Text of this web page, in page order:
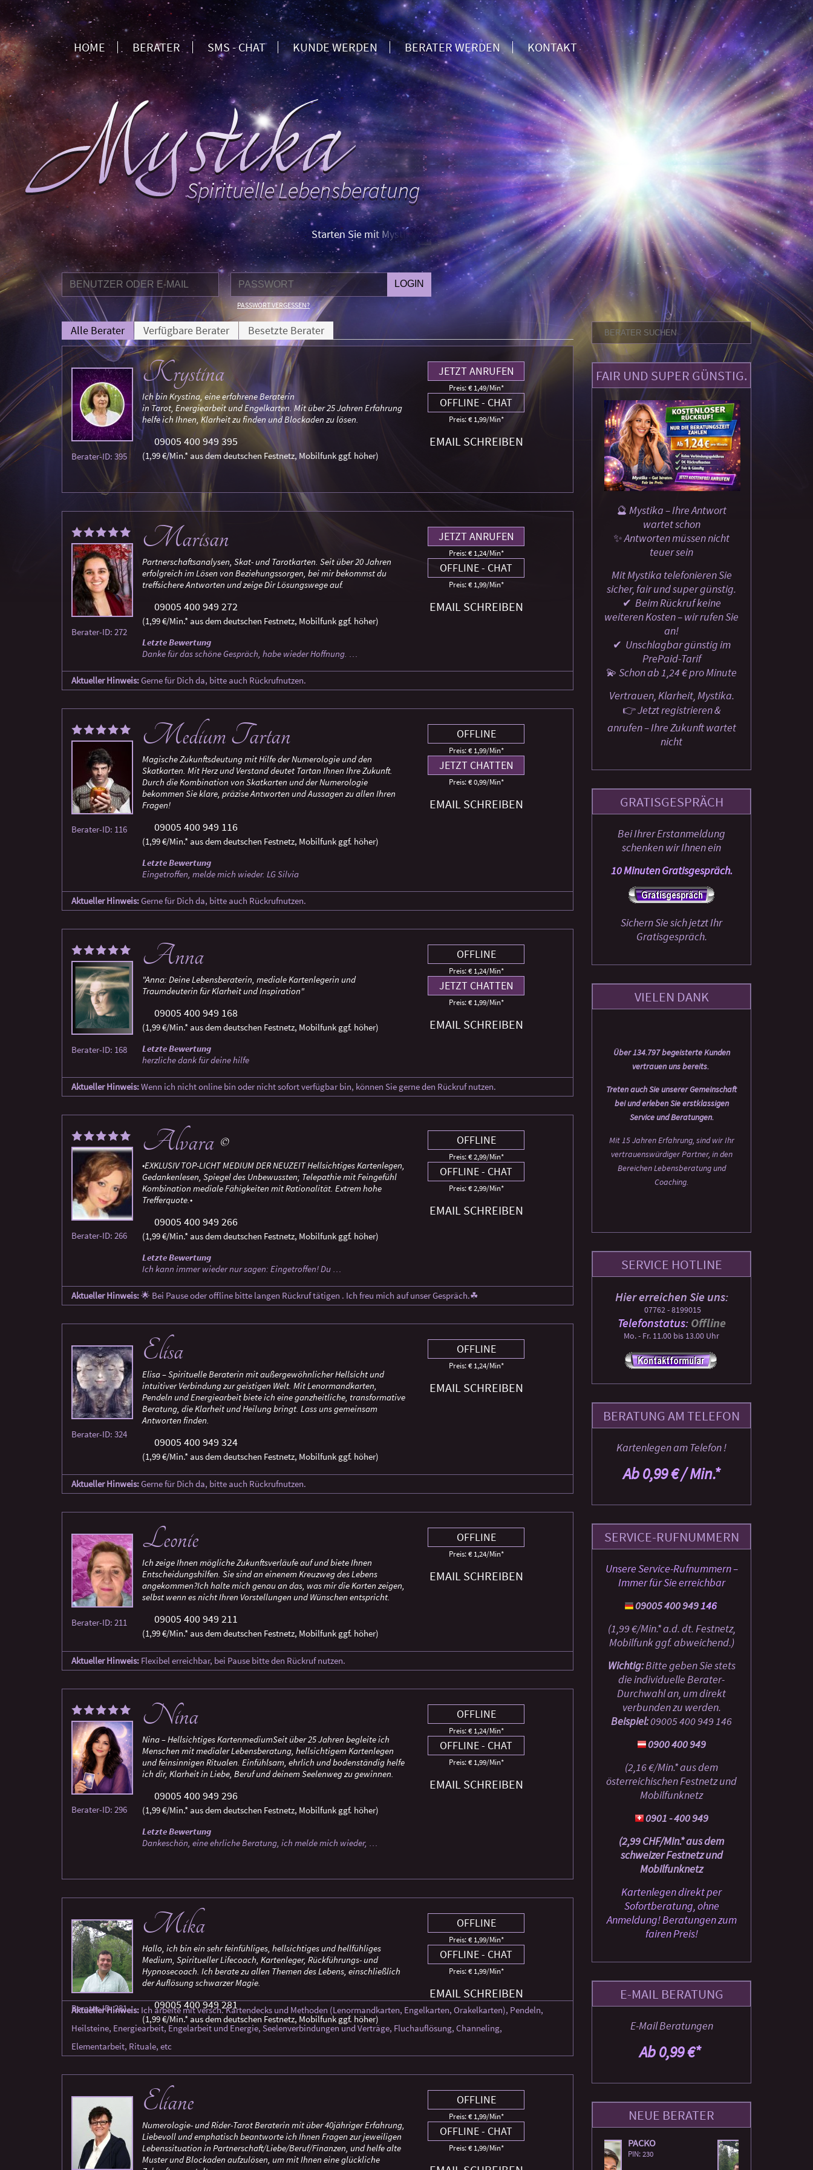
HOME BERATER SMS - CHAT KUNDE WERDEN BERATER WERDEN KONTAKT
PASSWORT VERGESSEN?
Starten Sie mit Mystika: Erstberatung zum Sparpreis – und das 2. Gespräch völlig GRATIS!
FAIR UND SUPER GÜNSTIG.
🔮 Mystika – Ihre Antwort
wartet schon
✨ Antworten müssen nicht
teuer sein
Mit Mystika telefonieren Sie
sicher, fair und super günstig.
✔ ️ Beim Rückruf keine
weiteren Kosten – wir rufen Sie
an!
✔ ️ Unschlagbar günstig im
PrePaid-Tarif
💫 Schon ab 1,24 € pro Minute
Vertrauen, Klarheit, Mystika.
👉 Jetzt registrieren &
anrufen – Ihre Zukunft wartet
nicht
GRATISGESPRÄCH
Bei Ihrer Erstanmeldung
schenken wir Ihnen ein
10 Minuten Gratisgespräch.
Sichern Sie sich jetzt Ihr
Gratisgespräch.
VIELEN DANK
Über 134.797 begeisterte Kunden
vertrauen uns bereits.
Treten auch Sie unserer Gemeinschaft
bei und erleben Sie erstklassigen
Service und Beratungen.
Mit 15 Jahren Erfahrung, sind wir Ihr
vertrauenswürdiger Partner, in den
Bereichen Lebensberatung und
Coaching.
SERVICE HOTLINE
Hier erreichen Sie uns:
07762 - 8199015
Telefonstatus: Offline
Mo. - Fr. 11.00 bis 13.00 Uhr
BERATUNG AM TELEFON
Kartenlegen am Telefon !
Ab 0,99 € / Min.*
SERVICE-RUFNUMMERN
Unsere Service-Rufnummern –
Immer für Sie erreichbar
09005 400 949146
(1,99 €/Min.* a.d. dt. Festnetz,
Mobilfunk ggf. abweichend.)
Wichtig:Bitte geben Sie stets
die individuelle Berater-
Durchwahl an, um direkt
verbunden zu werden.
Beispiel:09005 400 949 146
0900 400 949
(2,16 €/Min.* aus dem
österreichischen Festnetz und
Mobilfunknetz
0901 - 400 949
(2,99 CHF/Min.* aus dem
schweizer Festnetz und
Mobilfunknetz
Kartenlegen direkt per
Sofortberatung, ohne
Anmeldung! Beratungen zum
fairen Preis!
E-MAIL BERATUNG
E-Mail Beratungen
Ab 0,99 €*
NEUE BERATER
PACKO MIKA
PIN: 281
Alle Berater Verfügbare Berater Besetzte Berater
Berater-ID: 395
Krystina
Ich bin Krystina, eine erfahrene Beraterin
in Tarot, Energiearbeit und Engelkarten. Mit über 25 Jahren Erfahrung
helfe ich Ihnen, Klarheit zu finden und Blockaden zu lösen.
09005 400 949 395
(1,99 €/Min.* aus dem deutschen Festnetz, Mobilfunk ggf. höher)
JETZT ANRUFEN
Preis: € 1,49/Min*
OFFLINE - CHAT
Preis: € 1,99/Min*
EMAIL SCHREIBEN
Berater-ID: 272
Marisan
Partnerschaftsanalysen, Skat- und Tarotkarten. Seit über 20 Jahren
erfolgreich im Lösen von Beziehungssorgen, bei mir bekommst du
treffsichere Antworten und zeige Dir Lösungswege auf.
09005 400 949 272
(1,99 €/Min.* aus dem deutschen Festnetz, Mobilfunk ggf. höher)
Letzte Bewertung
Danke für das schöne Gespräch, habe wieder Hoffnung. …
JETZT ANRUFEN
Preis: € 1,24/Min*
OFFLINE - CHAT
Preis: € 1,99/Min*
EMAIL SCHREIBEN
Aktueller Hinweis:Gerne für Dich da, bitte auch Rückrufnutzen.
Berater-ID: 116
Medium Tartan
Magische Zukunftsdeutung mit Hilfe der Numerologie und den
Skatkarten. Mit Herz und Verstand deutet Tartan Ihnen Ihre Zukunft.
Durch die Kombination von Skatkarten und der Numerologie
bekommen Sie klare, präzise Antworten und Aussagen zu allen Ihren
Fragen!
09005 400 949 116
(1,99 €/Min.* aus dem deutschen Festnetz, Mobilfunk ggf. höher)
Letzte Bewertung
Eingetroffen, melde mich wieder. LG Silvia
OFFLINE
Preis: € 1,99/Min*
JETZT CHATTEN
Preis: € 0,99/Min*
EMAIL SCHREIBEN
Aktueller Hinweis:Gerne für Dich da, bitte auch Rückrufnutzen.
Berater-ID: 168
Anna
"Anna: Deine Lebensberaterin, mediale Kartenlegerin und
Traumdeuterin für Klarheit und Inspiration"
09005 400 949 168
(1,99 €/Min.* aus dem deutschen Festnetz, Mobilfunk ggf. höher)
Letzte Bewertung
herzliche dank für deine hilfe
OFFLINE
Preis: € 1,24/Min*
JETZT CHATTEN
Preis: € 1,99/Min*
EMAIL SCHREIBEN
Aktueller Hinweis:Wenn ich nicht online bin oder nicht sofort verfügbar bin, können Sie gerne den Rückruf nutzen.
Berater-ID: 266
Alvara©
◆EXKLUSIV TOP-LICHT MEDIUM DER NEUZEIT Hellsichtiges Kartenlegen,
Gedankenlesen, Spiegel des Unbewussten; Telepathie mit Feingefühl
Kombination mediale Fähigkeiten mit Rationalität. Extrem hohe
Trefferquote.◆
09005 400 949 266
(1,99 €/Min.* aus dem deutschen Festnetz, Mobilfunk ggf. höher)
Letzte Bewertung
Ich kann immer wieder nur sagen: Eingetroffen! Du …
OFFLINE
Preis: € 2,99/Min*
OFFLINE - CHAT
Preis: € 2,99/Min*
EMAIL SCHREIBEN
Aktueller Hinweis:🌟 Bei Pause oder offline bitte langen Rückruf tätigen . Ich freu mich auf unser Gespräch.☘ ️
Berater-ID: 324
Elisa
Elisa – Spirituelle Beraterin mit außergewöhnlicher Hellsicht und
intuitiver Verbindung zur geistigen Welt. Mit Lenormandkarten,
Pendeln und Energiearbeit biete ich eine ganzheitliche, transformative
Beratung, die Klarheit und Heilung bringt. Lass uns gemeinsam
Antworten finden.
09005 400 949 324
(1,99 €/Min.* aus dem deutschen Festnetz, Mobilfunk ggf. höher)
OFFLINE
Preis: € 1,24/Min*
EMAIL SCHREIBEN
Aktueller Hinweis:Gerne für Dich da, bitte auch Rückrufnutzen.
Berater-ID: 211
Leonie
Ich zeige Ihnen mögliche Zukunftsverläufe auf und biete Ihnen
Entscheidungshilfen. Sie sind an einenem Kreuzweg des Lebens
angekommen?Ich halte mich genau an das, was mir die Karten zeigen,
selbst wenn es nicht Ihren Vorstellungen und Wünschen entspricht.
09005 400 949 211
(1,99 €/Min.* aus dem deutschen Festnetz, Mobilfunk ggf. höher)
OFFLINE
Preis: € 1,24/Min*
EMAIL SCHREIBEN
Aktueller Hinweis: Flexibel erreichbar, bei Pause bitte den Rückruf nutzen.
Berater-ID: 296
Nina
Nina – Hellsichtiges KartenmediumSeit über 25 Jahren begleite ich
Menschen mit medialer Lebensberatung, hellsichtigem Kartenlegen
und feinsinnigen Ritualen. Einfühlsam, ehrlich und bodenständig helfe
ich dir, Klarheit in Liebe, Beruf und deinem Seelenweg zu gewinnen.
09005 400 949 296
(1,99 €/Min.* aus dem deutschen Festnetz, Mobilfunk ggf. höher)
Letzte Bewertung
Dankeschön, eine ehrliche Beratung, ich melde mich wieder, …
OFFLINE
Preis: € 1,24/Min*
OFFLINE - CHAT
Preis: € 1,99/Min*
EMAIL SCHREIBEN
Berater-ID: 281
Mika
Hallo, ich bin ein sehr feinfühliges, hellsichtiges und hellfühliges
Medium, Spiritueller Lifecoach, Kartenleger, Rückführungs- und
Hypnosecoach. Ich berate zu allen Themen des Lebens, einschließlich
der Auflösung schwarzer Magie.
09005 400 949 281
(1,99 €/Min.* aus dem deutschen Festnetz, Mobilfunk ggf. höher)
OFFLINE
Preis: € 1,99/Min*
OFFLINE - CHAT
Preis: € 1,99/Min*
EMAIL SCHREIBEN
Aktueller Hinweis: Ich arbeite mit versch. Kartendecks und Methoden (Lenormandkarten, Engelkarten, Orakelkarten), Pendeln,
Heilsteine, Energiearbeit, Engelarbeit und Energie, Seelenverbindungen und Verträge, Fluchauflösung, Channeling,
Elementarbeit, Rituale, etc
Eliane
Numerologie- und Rider-Tarot Beraterin mit über 40jähriger Erfahrung,
Liebevoll und emphatisch beantworte ich Ihnen Fragen zur jeweiligen
Lebenssituation in Partnerschaft/Liebe/Beruf/Finanzen, und helfe alte
Muster und Blockaden aufzulösen, um mit Ihnen eine glückliche
OFFLINE
Preis: € 1,99/Min*
OFFLINE - CHAT
Preis: € 1,99/Min*